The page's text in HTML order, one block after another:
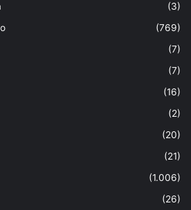
(3)
(769)
(7)
(7)
(16)
(2)
(20)
(21)
(1.006)
(26)